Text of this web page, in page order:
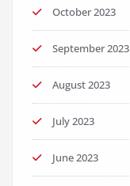
October 2023
September 2023
August 2023
July 2023
June 2023